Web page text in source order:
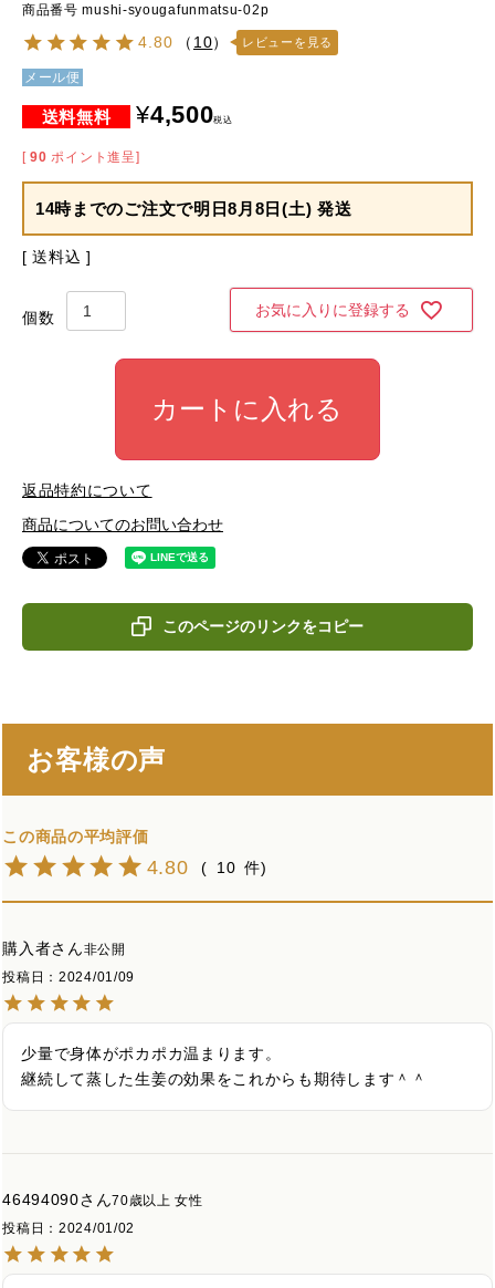
商品番号 mushi-syougafunmatsu-02p
4.80 （ 10） レビューを見る
メール便
¥4,500税込
[ 90 ポイント進呈]
14時までのご注文で明日8月8日(土) 発送
送料込
お気に入りに登録する
カートに入れる
返品特約について
商品についてのお問い合わせ
このページのリンクをコピー
お客様の声
4.80 10
購入者
非公開
投稿日
2024/01/09
少量で身体がポカポカ温まります。
継続して蒸した生姜の効果をこれからも期待します＾＾
46494090 70歳以上 女性
投稿日
2024/01/02